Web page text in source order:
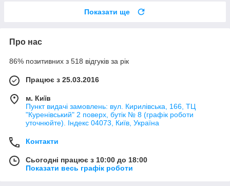
Показати ще
Про нас
86% позитивних з 518 відгуків за рік
Працює з 25.03.2016
м. Київ
Пункт видачі замовлень: вул. Кирилівська, 166, ТЦ
"Куренівський" 2 поверх, бутік № 8 (графік роботи
уточнюйте). Індекс 04073, Київ, Україна
Контакти
Сьогодні працює з 10:00 до 18:00
Показати весь графік роботи